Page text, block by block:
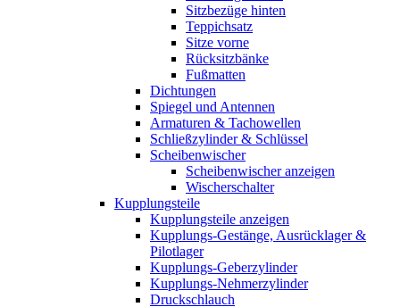
Sitzbezüge hinten
Teppichsatz
Sitze vorne
Rücksitzbänke
Fußmatten
Dichtungen
Spiegel und Antennen
Armaturen & Tachowellen
Schließzylinder & Schlüssel
Scheibenwischer
Scheibenwischer anzeigen
Wischerschalter
Kupplungsteile
Kupplungsteile anzeigen
Kupplungs-Gestänge, Ausrücklager &
Pilotlager
Kupplungs-Geberzylinder
Kupplungs-Nehmerzylinder
Druckschlauch